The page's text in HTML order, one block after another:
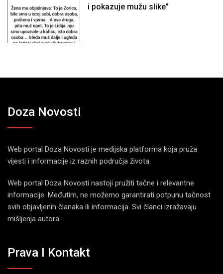
i pokazuje mužu slike”
Doza Novosti
Web portal Doza Novosti je medijska platforma koja pruža
vijesti i informacije iz raznih područja života.
Web portal Doza Novosti nastoji pružiti tačne i relevantne
informacije. Međutim, ne možemo garantirati potpunu tačnost
svih objavljenih članaka ili informacija. Svi članci izražavaju
mišljenja autora.
Prava I Kontakt